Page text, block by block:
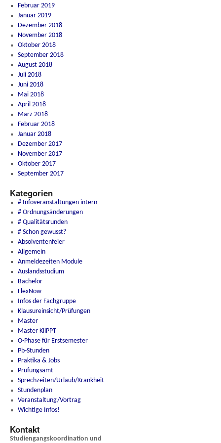
Februar 2019
Januar 2019
Dezember 2018
November 2018
Oktober 2018
September 2018
August 2018
Juli 2018
Juni 2018
Mai 2018
April 2018
März 2018
Februar 2018
Januar 2018
Dezember 2017
November 2017
Oktober 2017
September 2017
Kategorien
# Infoveranstaltungen intern
# Ordnungsänderungen
# Qualitätsrunden
# Schon gewusst?
Absolventenfeier
Allgemein
Anmeldezeiten Module
Auslandsstudium
Bachelor
FlexNow
Infos der Fachgruppe
Klausureinsicht/Prüfungen
Master
Master KliPPT
O-Phase für Erstsemester
Pb-Stunden
Praktika & Jobs
Prüfungsamt
Sprechzeiten/Urlaub/Krankheit
Stundenplan
Veranstaltung/Vortrag
Wichtige Infos!
Kontakt
Studiengangskoordination und